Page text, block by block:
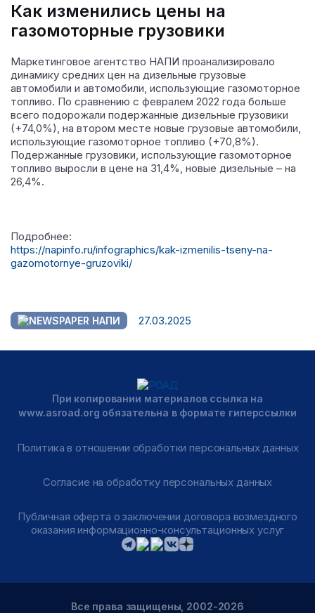
Как изменились цены на
газомоторные грузовики
Маркетинговое агентство НАПИ проанализировало
динамику средних цен на дизельные грузовые
автомобили и автомобили, использующие газомоторное
топливо. По сравнению с февралем 2022 года больше
всего подорожали подержанные дизельные грузовики
(+74,0%), на втором месте новые грузовые автомобили,
использующие газомоторное топливо (+70,8%).
Подержанные грузовики, использующие газомоторное
топливо выросли в цене на 31,4%, новые дизельные – на
26,4%.
Подробнее:
https://napinfo.ru/infographics/kak-izmenilis-tseny-na-
gazomotornye-gruzoviki/
НАПИ 27.03.2025
При копировании материалов ссылка на
www.asroad.org обязательна в формате гиперссылки
Политика в отношении обработки персональных данных
Согласие на обработку персональных данных
Публичная оферта о заключении договора возмездного
оказания информационно-консультационных услуг
Все права защищены, 2002-2026